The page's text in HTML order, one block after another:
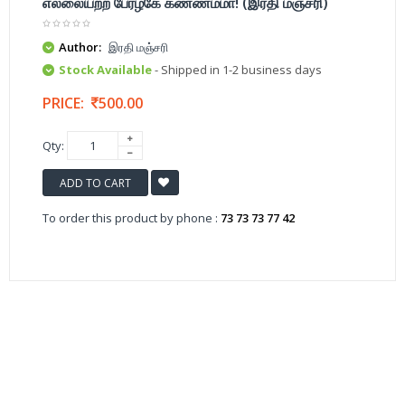
Author: இரதி மஞ்சரி
Stock Available- Shipped in 1-2 business days
PRICE: 500.00
Qty:
ADD TO CART
To order this product by phone : 73 73 73 77 42